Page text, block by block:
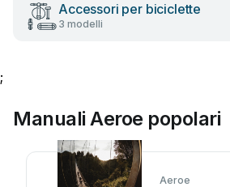
Accessori per biciclette
3 modelli
;
Manuali Aeroe popolari
Aeroe